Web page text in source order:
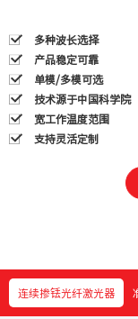
多种波长选择
产品稳定可靠
单模/多模可选
技术源于中国科学院
宽工作温度范围
支持灵活定制
多种波长选择
产品稳定可靠
单模/多模可选
技术源于中国科学院
宽工作温度范围
支持灵活定制
多种波长选择
产品稳定可靠
单模/多模可选
技术源于中国科学院
宽工作温度范围
支持灵活定制
多种波长选择
产品稳定可靠
单模/多模可选
技术源于中国科学院
宽工作温度范围
支持灵活定制
连续掺铥光纤激光器